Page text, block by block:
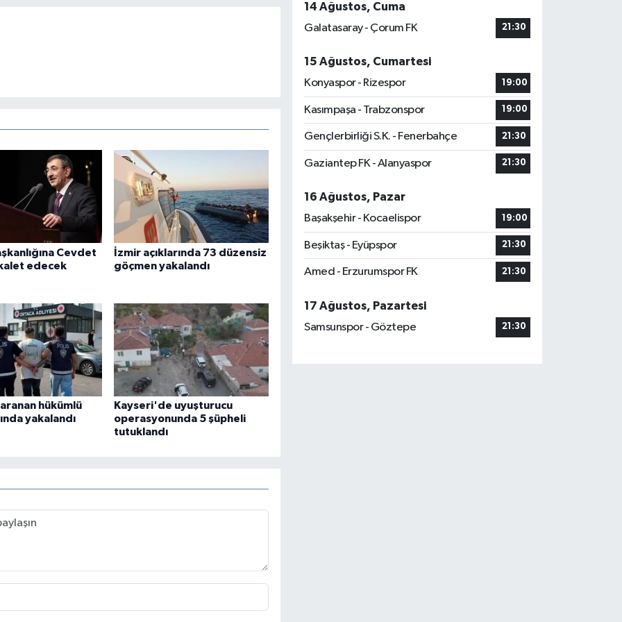
Cevdet
edecek
İzmir açıklarında 73 düzensiz
göçmen yakalandı
hükümlü
yakalandı
Kayseri'de uyuşturucu
operasyonunda 5 şüpheli
tutuklandı
14 Ağustos, Cuma
Galatasaray - Çorum FK
21:30
15 Ağustos, Cumartesi
Konyaspor - Rizespor
19:00
Kasımpaşa - Trabzonspor 19:00
Gençlerbirliği S.K. - Fenerbahçe 21:30
Gaziantep FK - Alanyaspor 21:30
16 Ağustos, Pazar
Başakşehir - Kocaelispor
19:00
Beşiktaş - Eyüpspor 21:30
Amed - Erzurumspor FK 21:30
17 Ağustos, Pazartesi
Samsunspor - Göztepe
21:30